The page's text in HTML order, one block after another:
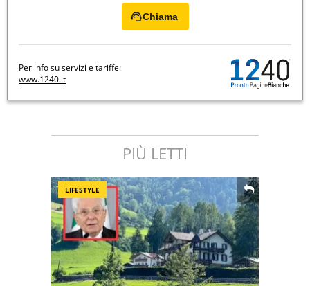
Chiama
Per info su servizi e tariffe:
www.1240.it
PIÙ LETTI
LIFESTYLE